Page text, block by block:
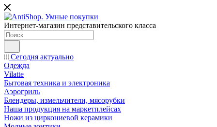
Интернет-магазин представительского класса
Сегодня актуально
Одежда
Vilatte
Бытовая техника и электроника
Аэрогриль
Блендеры, измельчители, мясорубки
Наша продукция на маркетплейсах
Ножи из циркониевой керамики